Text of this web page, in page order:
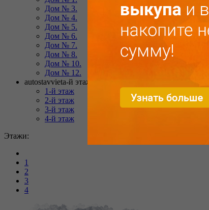
Дом № 3.
Дом № 4.
Дом № 5.
Дом № 6.
Дом № 7.
Дом № 8.
Дом № 10.
Дом № 12.
autostavvieta-й этаж
1-й этаж
2-й этаж
3-й этаж
4-й этаж
Этажи:
1
2
3
4